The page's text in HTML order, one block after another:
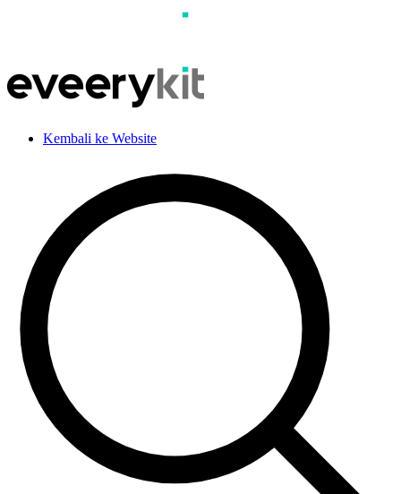
Kembali ke Website